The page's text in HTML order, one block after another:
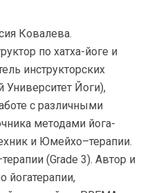
Ковалева.
по хатха-йоге и
инструкторских
Йоги),
с различными
методами йога-
и Юмейхо–терапии.
(Grade 3). Автор и
йогатерапии,